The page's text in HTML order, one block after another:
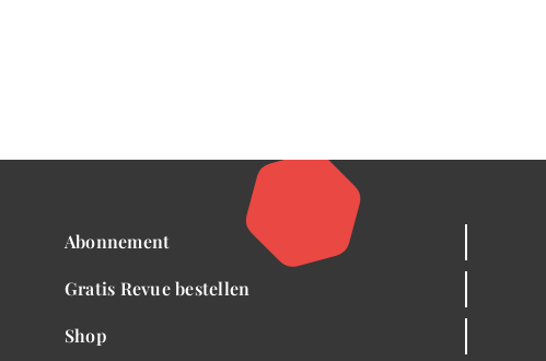
Abonnement
Gratis Revue bestellen
Shop